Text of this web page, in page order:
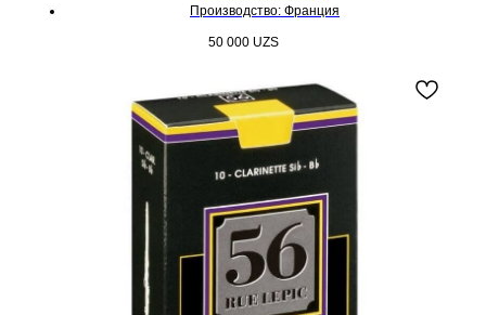
Производство: Франция
50 000 UZS